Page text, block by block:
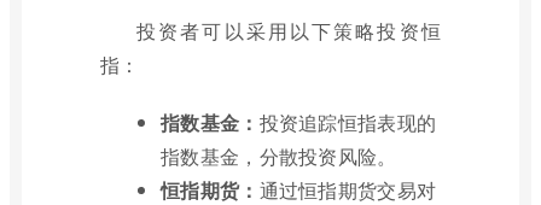
投资者可以采用以下策略投资恒
指：
指数基金： 投资追踪恒指表现的
指数基金，分散投资风险。
恒指期货： 通过恒指期货交易对